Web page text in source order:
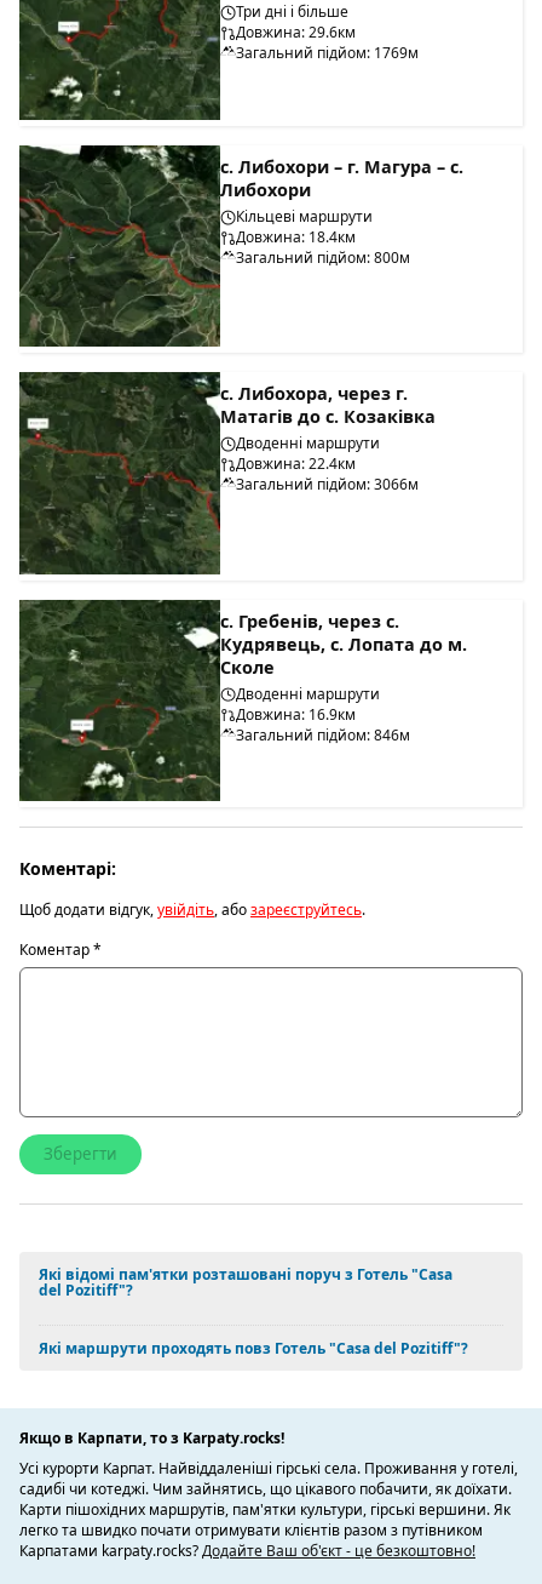
Три дні і більше
Довжина: 29.6км
Загальний підйом: 1769м
с. Либохори – г. Магура – с.
Либохори
Кільцеві маршрути
Довжина: 18.4км
Загальний підйом: 800м
с. Либохора, через г.
Матагів до с. Козаківка
Дводенні маршрути
Довжина: 22.4км
Загальний підйом: 3066м
с. Гребенів, через с.
Кудрявець, с. Лопата до м.
Сколе
Дводенні маршрути
Довжина: 16.9км
Загальний підйом: 846м
Коментарі:
Щоб додати відгук,увійдіть, абозареєструйтесь.
Коментар*
Які відомі пам'ятки розташовані поруч з Готель "Casa
del Pozitiff"?
Які маршрути проходять повз Готель "Casa del Pozitiff"?
Якщо в Карпати, то з Karpaty.rocks!
Усі курорти Карпат. Найвіддаленіші гірські села. Проживання у готелі,
садибі чи котеджі. Чим зайнятись, що цікавого побачити, як доїхати.
Карти пішохідних маршрутів, пам'ятки культури, гірські вершини. Як
легко та швидко почати отримувати клієнтів разом з путівником
Карпатами karpaty.rocks?Додайте Ваш об'єкт - це безкоштовно!